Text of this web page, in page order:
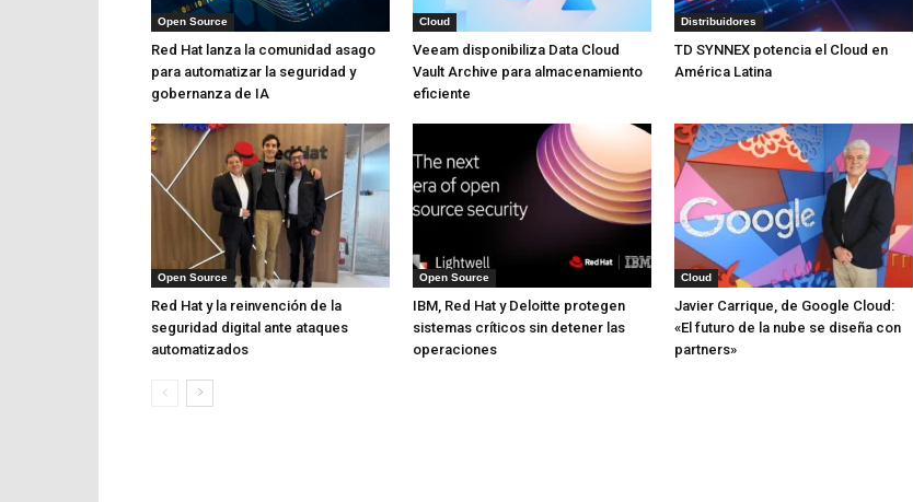
Open Source
Red Hat lanza la comunidad asago
para automatizar la seguridad y
gobernanza de IA
Cloud
Veeam disponibiliza Data Cloud
Vault Archive para almacenamiento
eficiente
Distribuidores
TD SYNNEX potencia el Cloud en
América Latina
Open Source
Red Hat y la reinvención de la
seguridad digital ante ataques
automatizados
Open Source
IBM, Red Hat y Deloitte protegen
sistemas críticos sin detener las
operaciones
Cloud
Javier Carrique, de Google Cloud:
«El futuro de la nube se diseña con
partners»